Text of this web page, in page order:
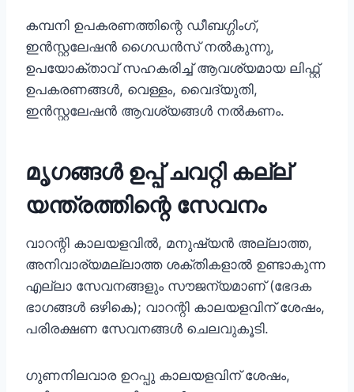
കമ്പനി ഉപകരണത്തിന്റെ ഡീബഗ്ഗിംഗ്,
ഇൻസ്റ്റലേഷൻ ഗൈഡൻസ് നൽകുന്നു,
ഉപയോക്താവ് സഹകരിച്ച് ആവശ്യമായ ലിഫ്റ്റ്
ഉപകരണങ്ങൾ, വെള്ളം, വൈദ്യുതി,
ഇൻസ്റ്റലേഷൻ ആവശ്യങ്ങൾ നൽകണം.
മൃഗങ്ങൾ ഉപ്പ് ചവറ്റി കല്ല്
യന്ത്രത്തിന്റെ സേവനം
വാറന്റി കാലയളവിൽ, മനുഷ്യൻ അല്ലാത്ത,
അനിവാര്യമല്ലാത്ത ശക്തികളാൽ ഉണ്ടാകുന്ന
എല്ലാ സേവനങ്ങളും സൗജന്യമാണ് (ഭേദക
ഭാഗങ്ങൾ ഒഴികെ); വാറന്റി കാലയളവിന് ശേഷം,
പരിരക്ഷണ സേവനങ്ങൾ ചെലവുകൂടി.
ഗുണനിലവാര ഉറപ്പു കാലയളവിന് ശേഷം,